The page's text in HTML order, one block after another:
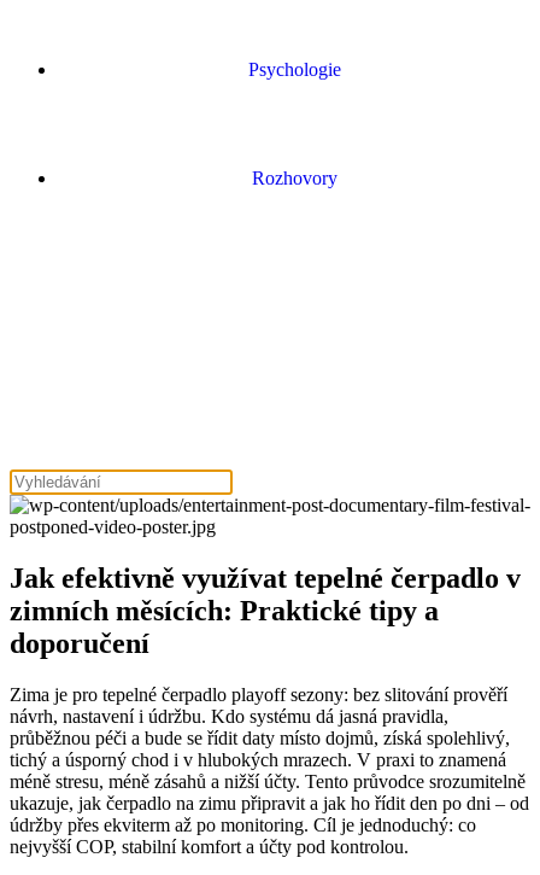
Psychologie
Rozhovory
Jak efektivně využívat tepelné čerpadlo v
zimních měsících: Praktické tipy a
doporučení
Zima je pro tepelné čerpadlo playoff sezony: bez slitování prověří
návrh, nastavení i údržbu. Kdo systému dá jasná pravidla,
průběžnou péči a bude se řídit daty místo dojmů, získá spolehlivý,
tichý a úsporný chod i v hlubokých mrazech. V praxi to znamená
méně stresu, méně zásahů a nižší účty. Tento průvodce srozumitelně
ukazuje, jak čerpadlo na zimu připravit a jak ho řídit den po dni – od
údržby přes ekviterm až po monitoring. Cíl je jednoduchý: co
nejvyšší COP, stabilní komfort a účty pod kontrolou.